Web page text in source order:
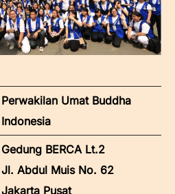
Perwakilan Umat Buddha
Indonesia
Gedung BERCA Lt.2
Jl. Abdul Muis No. 62
Jakarta Pusat